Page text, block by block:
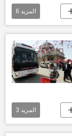
المزيد 6
المزيد 3